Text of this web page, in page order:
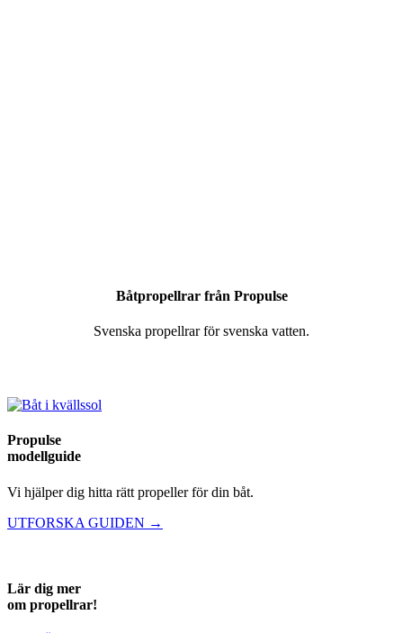
Båtpropellrar från Propulse
Svenska propellrar för svenska vatten.
Propulse
modellguide
Vi hjälper dig hitta rätt propeller för din båt.
UTFORSKA GUIDEN →
Lär dig mer
om propellrar!